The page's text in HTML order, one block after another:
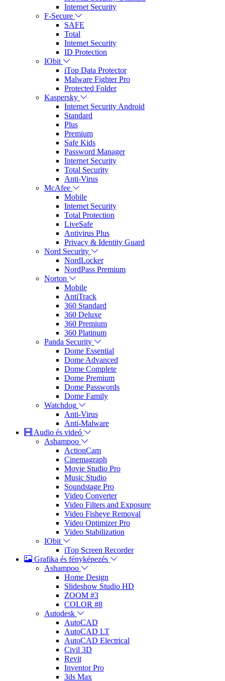
Internet Security
F-Secure
SAFE
Total
Internet Security
ID Protection
IObit
iTop Data Protector
Malware Fighter Pro
Protected Folder
Kaspersky
Internet Security Android
Standard
Plus
Premium
Safe Kids
Password Manager
Internet Security
Total Security
Anti-Virus
McAfee
Mobile
Internet Security
Total Protection
LiveSafe
Antivirus Plus
Privacy & Identity Guard
Nord Security
NordLocker
NordPass Premium
Norton
Mobile
AntiTrack
360 Standard
360 Deluxe
360 Premium
360 Platinum
Panda Security
Dome Essential
Dome Advanced
Dome Complete
Dome Premium
Dome Passwords
Dome Family
Watchdog
Anti-Virus
Anti-Malware
Audio és videó
Ashampoo
ActionCam
Cinemagraph
Movie Studio Pro
Music Studio
Soundstage Pro
Video Converter
Video Filters and Exposure
Video Fisheye Removal
Video Optimizer Pro
Video Stabilization
IObit
iTop Screen Recorder
Grafika és fényképezés
Ashampoo
Home Design
Slideshow Studio HD
ZOOM #3
COLOR #8
Autodesk
AutoCAD
AutoCAD LT
AutoCAD Electrical
Civil 3D
Revit
Inventor Pro
3ds Max